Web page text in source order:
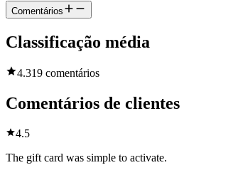
Comentários
Classificação média
4.319 comentários
Comentários de clientes
4.5
The gift card was simple to activate.